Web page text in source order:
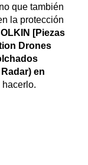
que también
la protección
[Piezas
Drones
en
hacerlo.